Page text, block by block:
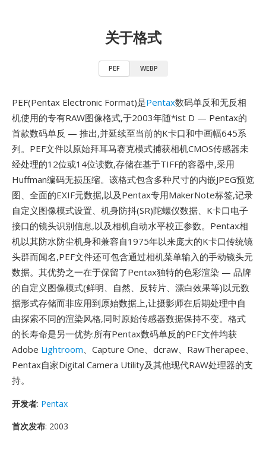
关于格式
PEF WEBP
PEF(Pentax Electronic Format)是Pentax数码单反和无反相
机使用的专有RAW图像格式,于2003年随*ist D — Pentax的
首款数码单反 — 推出,并延续至当前的K卡口和中画幅645系
列。PEF文件以原始拜耳马赛克模式捕获相机CMOS传感器未
经处理的12位或14位读数,存储在基于TIFF的容器中,采用
Huffman编码无损压缩。该格式包含多种尺寸的内嵌JPEG预览
图、全面的EXIF元数据,以及Pentax专用MakerNote标签,记录
自定义图像模式设置、机身防抖(SR)陀螺仪数据、K卡口电子
接口的镜头识别信息,以及相机自动水平校正参数。Pentax相
机以其防水防尘机身和兼容自1975年以来庞大的K卡口传统镜
头群而闻名,PEF文件还可包含通过相机菜单输入的手动镜头元
数据。其优势之一在于保留了Pentax独特的色彩渲染 — 品牌
的自定义图像模式(鲜明、自然、反转片、漂白效果等)以元数
据形式存储而非应用到原始数据上,让摄影师在后期处理中自
由探索不同的渲染风格,同时原始传感器数据保持不变。格式
的长寿命是另一优势:所有Pentax数码单反的PEF文件均获
Adobe Lightroom、Capture One、dcraw、RawTherapee、
Pentax自家Digital Camera Utility及其他现代RAW处理器的支
持。
开发者: Pentax
首次发布: 2003